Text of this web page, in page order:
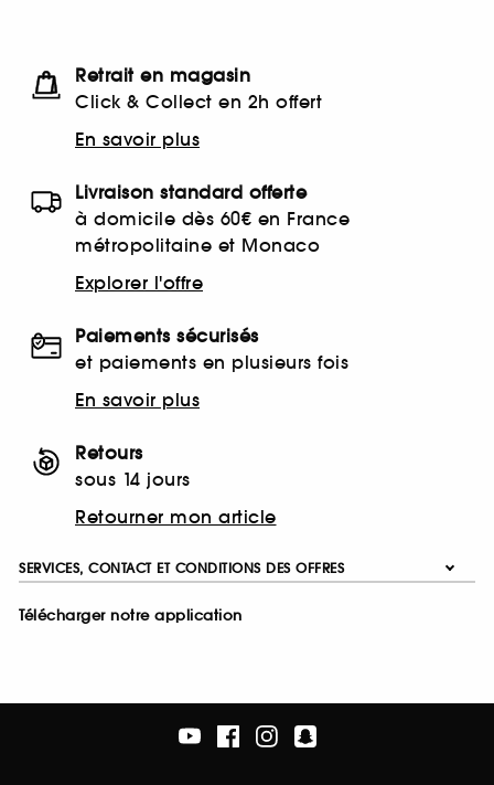
Retrait en magasin
Click & Collect en 2h offert
En savoir plus
Livraison standard offerte
à domicile dès 60€ en France
métropolitaine et Monaco
Explorer l'offre
Paiements sécurisés
et paiements en plusieurs fois
En savoir plus
Retours
sous 14 jours
Retourner mon article
SERVICES, CONTACT ET CONDITIONS DES OFFRES
Télécharger notre application